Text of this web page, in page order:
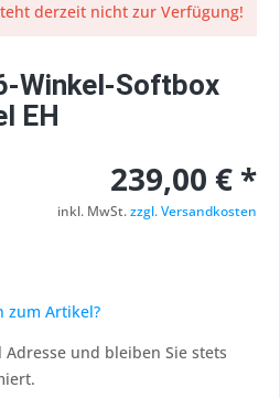
derzeit nicht zur Verfügung!
Winkel-Softbox
EH
239,00 € *
inkl. MwSt.zzgl. Versandkosten
zum Artikel?
und bleiben Sie stets